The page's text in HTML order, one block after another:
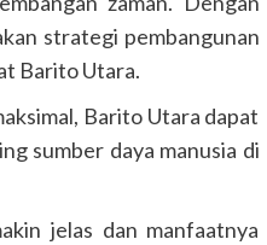
strategi pembangunan
Barito Utara.
Barito Utara dapat
sumber daya manusia di
jelas dan manfaatnya